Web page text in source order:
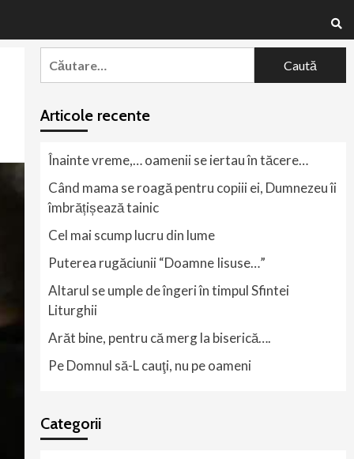
după:
Articole recente
Înainte vreme,… oamenii se iertau în tăcere…
Când mama se roagă pentru copiii ei, Dumnezeu îi
îmbrățișează tainic
Cel mai scump lucru din lume
Puterea rugăciunii “Doamne Iisuse…”
Altarul se umple de îngeri în timpul Sfintei
Liturghii
Arăt bine, pentru că merg la biserică….
Pe Domnul să-L cauţi, nu pe oameni
Categorii